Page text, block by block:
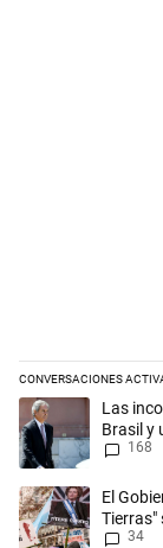
CONVERSACIONES
Este listado
Un artículo de
Las
Brasil y
168
Un artículo de
El
Tierras"
34